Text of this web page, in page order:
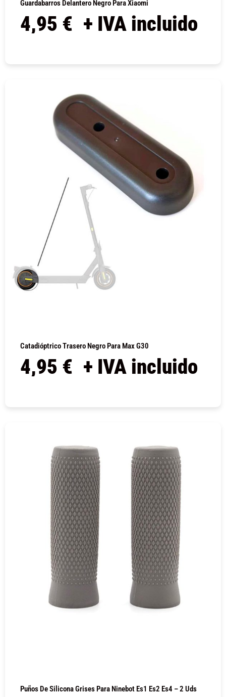
Guardabarros Delantero Negro Para Xiaomi
4,95 € + IVA incluido
Catadióptrico Trasero Negro Para Max G30
4,95 € + IVA incluido
Puños De Silicona Grises Para Ninebot Es1 Es2 Es4 – 2 Uds